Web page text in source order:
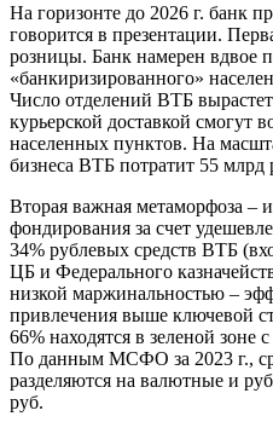
На горизонте до 2026 г. банк
говорится в презентации.
розницы. Банк намерен вдвое
«банкиризированного»
Число отделений ВТБ
курьерской доставкой смогут
населенных пунктов. На
бизнеса ВТБ потратит 55 млрд
Вторая важная метаморфоза –
фондирования за счет
34% рублевых средств ВТБ
ЦБ и Федерального
низкой маржинальностью –
привлечения выше ключевой
66% находятся в зеленой
По данным МСФО за 2023 г.,
разделяются на валютные и
руб.